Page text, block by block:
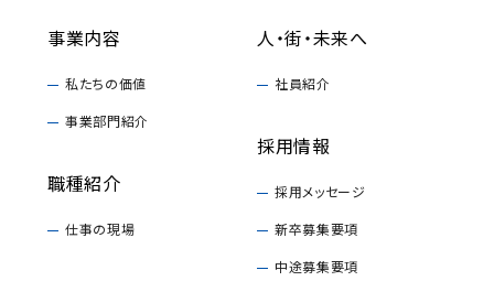
事業内容
私たちの価値
事業部門紹介
職種紹介
仕事の現場
人・街・未来へ
社員紹介
採用情報
採用メッセージ
新卒募集要項
中途募集要項